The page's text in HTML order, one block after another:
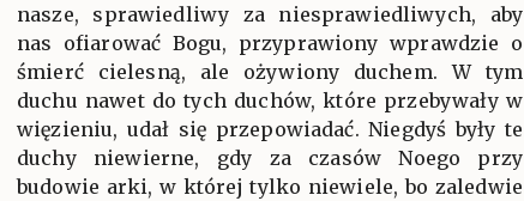
nasze, sprawiedliwy za niesprawiedliwych, aby
nas ofiarować Bogu, przyprawiony wprawdzie o
śmierć cielesną, ale ożywiony duchem. W tym
duchu nawet do tych duchów, które przebywały w
więzieniu, udał się przepowiadać. Niegdyś były te
duchy niewierne, gdy za czasów Noego przy
budowie arki, w której tylko niewiele, bo zaledwie